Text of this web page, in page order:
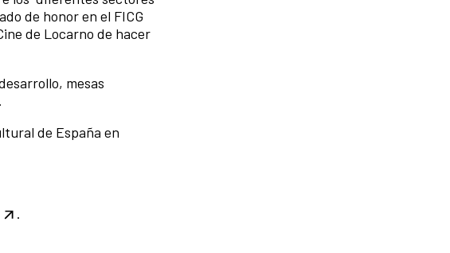
de honor en el FICG
de Locarno de hacer
mesas
de España en
.